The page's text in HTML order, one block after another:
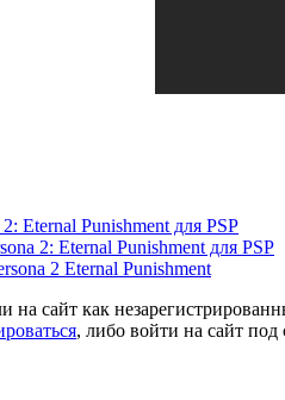
Eternal Punishment для PSP
2: Eternal Punishment для PSP
2 Eternal Punishment
сайт как
, либо войти на сайт